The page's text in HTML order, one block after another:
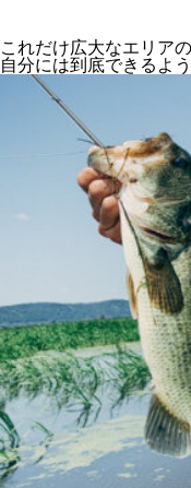
これだけ広大なエリア
自分には到底できるよ